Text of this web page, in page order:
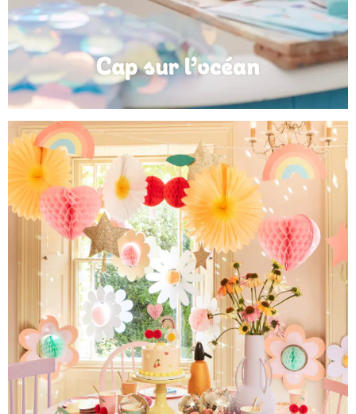
Anniversaire Mer et Océan